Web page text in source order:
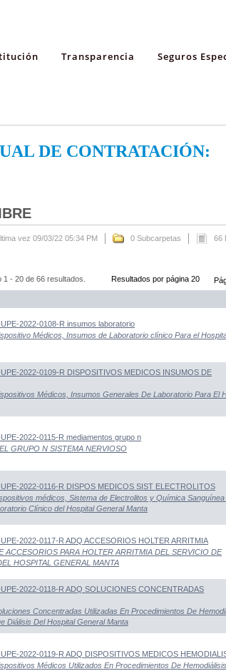
Transparencia Seguros
DE CONTRATACIÓN:
vez 09/03/22 05:34 PM 0 Subcarpetas 66
- 20 de 66 resultados. Resultados por página 20
2022-0108-R insumos laboratorio
Médicos, Insumos de Laboratorio clínico Para el
2022-0109-R DISPOSITIVOS MEDICOS INSUMOS DE
Médicos, Insumos Generales De Laboratorio Para El
2022-0115-R mediamentos grupo n
GRUPO N SISTEMA NERVIOSO
2022-0116-R DISPOS MEDICOS SIST ELECTROLITOS
médicos, Sistema de Electrolitos y Química
Clínico del Hospital General Manta
2022-0117-R ADQ ACCESORIOS HOLTER ARRITMIA
ACCESORIOS PARA HOLTER ARRITMIA DEL SERVICIO DE
HOSPITAL GENERAL MANTA
2022-0118-R ADQ SOLUCIONES CONCENTRADAS
Concentradas Utilizadas En Procedimientos De
Diálisis Del Hospital General Manta
2022-0119-R ADQ DISPOSITIVOS MEDICOS
Médicos Utilizados En Procedimientos De Hemodiálisis